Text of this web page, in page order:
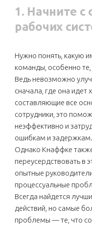
1. Начните
рабочих
Нужно понять, какую
команды, особенно
Ведь невозможно
сначала, где она
составляющие все
сотрудники, это
неэффективно и
ошибкам и задержкам.
Однако Кнаффке
переусердствовать в
опытные
процессуальные
Всегда найдется
действий, но самые
проблемы — те, что